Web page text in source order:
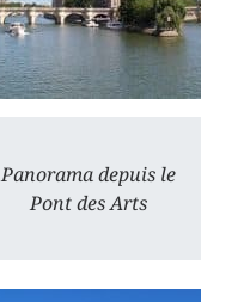
Panorama depuis le
Pont des Arts